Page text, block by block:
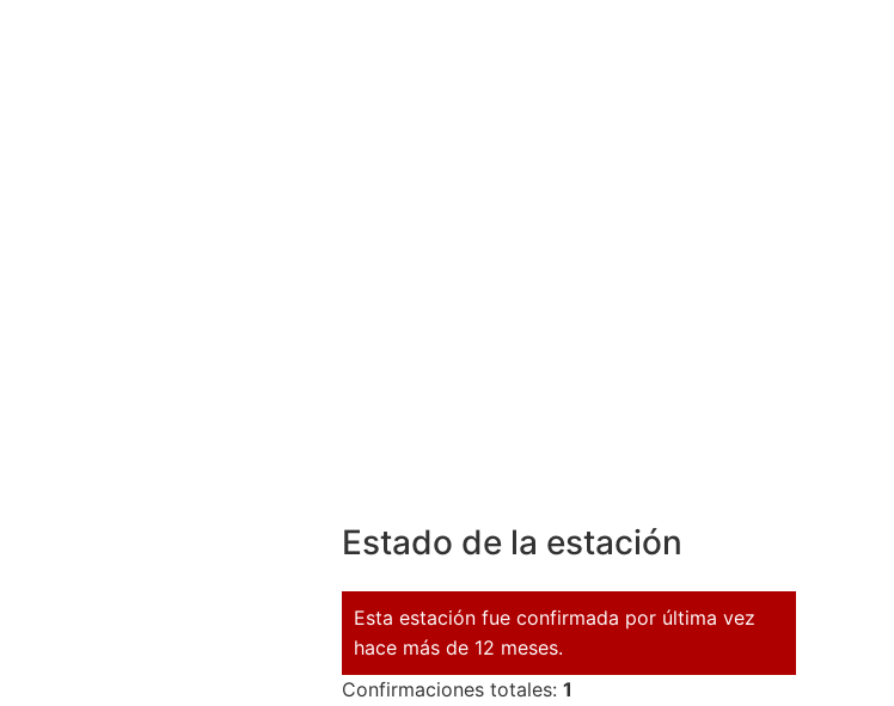
Estado de la estación
Esta estación fue confirmada por última vez
hace más de 12 meses.
Confirmaciones totales: 1